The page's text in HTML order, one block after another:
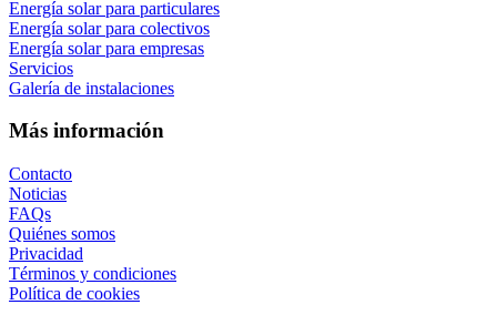
Energía solar para particulares
Energía solar para colectivos
Energía solar para empresas
Servicios
Galería de instalaciones
Más información
Contacto
Noticias
FAQs
Quiénes somos
Privacidad
Términos y condiciones
Política de cookies